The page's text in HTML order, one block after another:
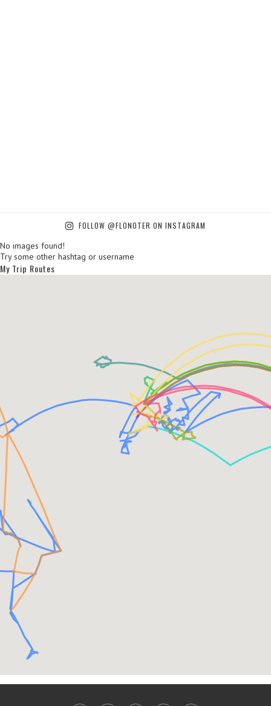
FOLLOW @FLONOTER ON INSTAGRAM
No images found!
Try some other hashtag or username
My Trip Routes